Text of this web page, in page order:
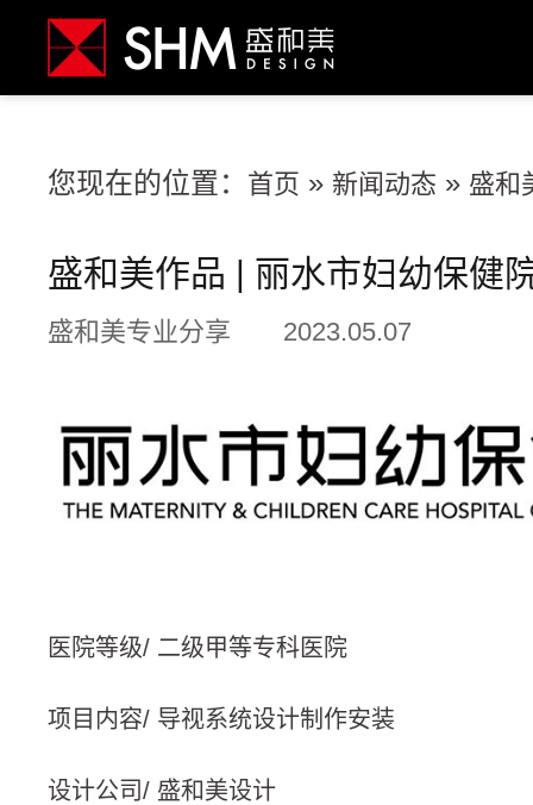
您现在的位置： 首页 » 新闻动态 » 盛和
盛和美作品 | 丽水市妇幼保健
盛和美专业分享 2023.05.07
医院等级/ 二级甲等专科医院
项目内容/ 导视系统设计制作安装
设计公司/ 盛和美设计